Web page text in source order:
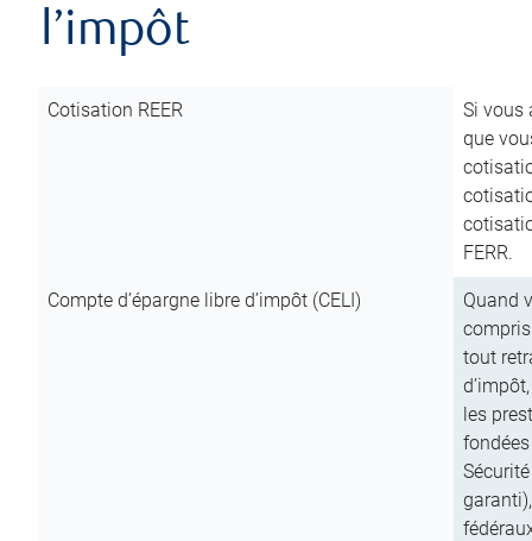
l’impôt
Cotisation REER
Si vous
que
FERR.
Compte d’épargne libre d’impôt (CELI)
Quand
tout
les